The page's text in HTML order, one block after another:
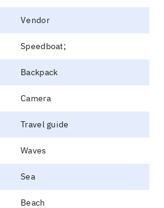
Vendor
Speedboat;
Backpack
Camera
Travel guide
Waves
Sea
Beach